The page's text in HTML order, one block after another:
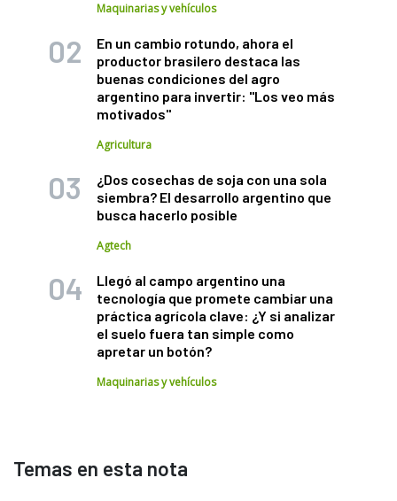
Maquinarias y vehículos
En un cambio rotundo, ahora el
productor brasilero destaca las
buenas condiciones del agro
argentino para invertir: "Los veo más
motivados"
Agricultura
¿Dos cosechas de soja con una sola
siembra? El desarrollo argentino que
busca hacerlo posible
Agtech
Llegó al campo argentino una
tecnología que promete cambiar una
práctica agrícola clave: ¿Y si analizar
el suelo fuera tan simple como
apretar un botón?
Maquinarias y vehículos
Temas en esta nota